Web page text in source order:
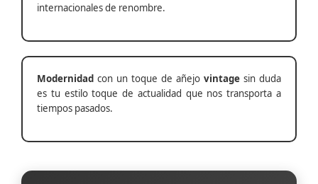
internacionales de renombre.
Modernidad con un toque de añejo vintage sin duda
es tu estilo toque de actualidad que nos transporta a
tiempos pasados.